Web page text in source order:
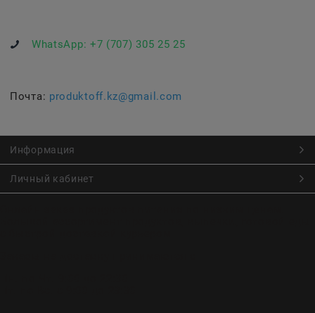
WhatsApp: +7 (707) 305 25 25
Почта: produktoff.kz@gmail.com
Информация
Личный кабинет